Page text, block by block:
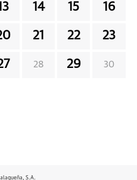
14 15 16
21 22 23
28 29 30
S.A.